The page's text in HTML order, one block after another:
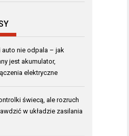
auto nie odpala – jak
jest akumulator,
elektryczne
świecą, ale rozruch
w układzie zasilania